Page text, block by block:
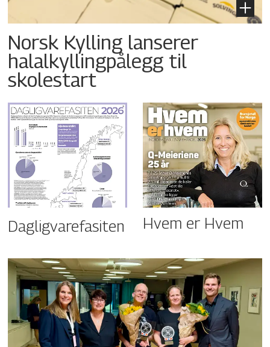
Norsk Kylling lanserer
halalkyllingpålegg til
skolestart
Dagligvarefasiten Hvem er Hvem